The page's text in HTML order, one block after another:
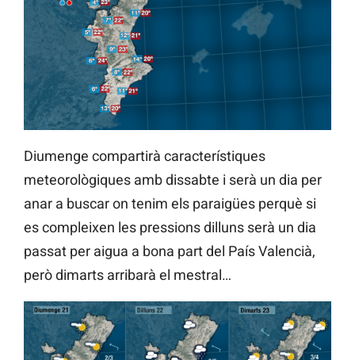
Diumenge compartirà característiques
meteorològiques amb dissabte i serà un dia per
anar a buscar on tenim els paraigües perquè si
es compleixen les pressions dilluns serà un dia
passat per aigua a bona part del País Valencià,
però dimarts arribarà el mestral…